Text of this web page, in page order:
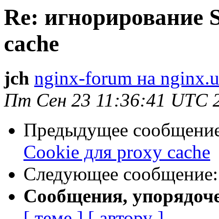
Re: игнорирование
cache
jch nginx-forum на
Пт Сен 23 11:36:41 UTC
Предыдущее
Cookie для proxy cache
Следующее
Сообщения,